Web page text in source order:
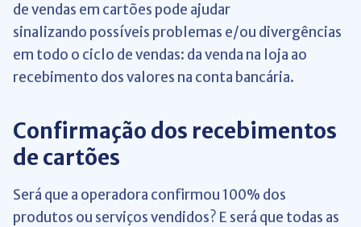
de vendas em cartões pode ajudar
sinalizando possíveis problemas e/ou divergências
em todo o ciclo de vendas: da venda na loja ao
recebimento dos valores na conta bancária.
Confirmação dos recebimentos
de cartões
Será que a operadora confirmou 100% dos
produtos ou serviços vendidos? E será que todas as